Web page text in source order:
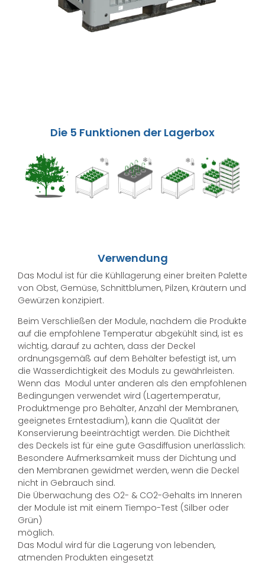
Die 5 Funktionen der Lagerbox
Ernte Kühlung Konservierung
Verwendung
Das Modul ist für die Kühllagerung einer breiten Palette
von Obst, Gemüse, Schnittblumen, Pilzen, Kräutern und
Gewürzen konzipiert.
Beim Verschließen der Module, nachdem die Produkte
auf die empfohlene Temperatur abgekühlt sind, ist es
wichtig, darauf zu achten, dass der Deckel
ordnungsgemäß auf dem Behälter befestigt ist, um
die Wasserdichtigkeit des Moduls zu gewährleisten.
Wenn das Modul unter anderen als den empfohlenen
Bedingungen verwendet wird (Lagertemperatur,
Produktmenge pro Behälter, Anzahl der Membranen,
geeignetes Erntestadium), kann die Qualität der
Konservierung beeinträchtigt werden. Die Dichtheit
des Deckels ist für eine gute Gasdiffusion unerlässlich:
Besondere Aufmerksamkeit muss der Dichtung und
den Membranen gewidmet werden, wenn die Deckel
nicht in Gebrauch sind.
Die Überwachung des O2- & CO2-Gehalts im Inneren
der Module ist mit einem Tiempo-Test (Silber oder
Grün)
möglich.
Das Modul wird für die Lagerung von lebenden,
atmenden Produkten eingesetzt